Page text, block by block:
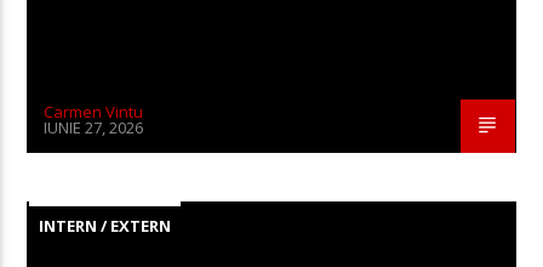
Carmen Vintu
IUNIE 27, 2026
INTERN / EXTERN